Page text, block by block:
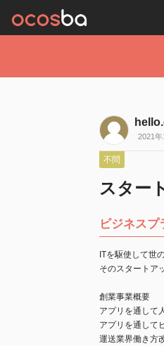
2021年
不問
スター
ビジネスプ
ITを駆使して世
そのスタートア
創業事業概要
アプリを通して
アプリを通して
運送業界働き方